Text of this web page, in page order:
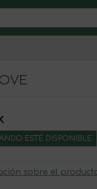
ESTÉ DISPONIBLE
sobre el